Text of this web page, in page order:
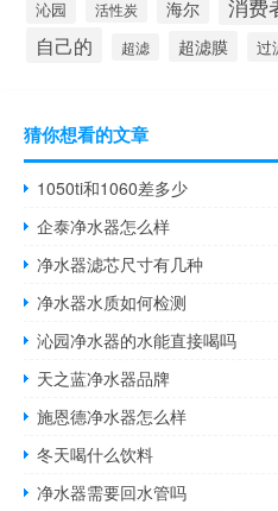
沁园 活性炭 海尔 消费
自己的 超滤 超滤膜 过
猜你想看的文章
1050ti和1060差多少
企泰净水器怎么样
净水器滤芯尺寸有几种
净水器水质如何检测
沁园净水器的水能直接喝吗
天之蓝净水器品牌
施恩德净水器怎么样
冬天喝什么饮料
净水器需要回水管吗